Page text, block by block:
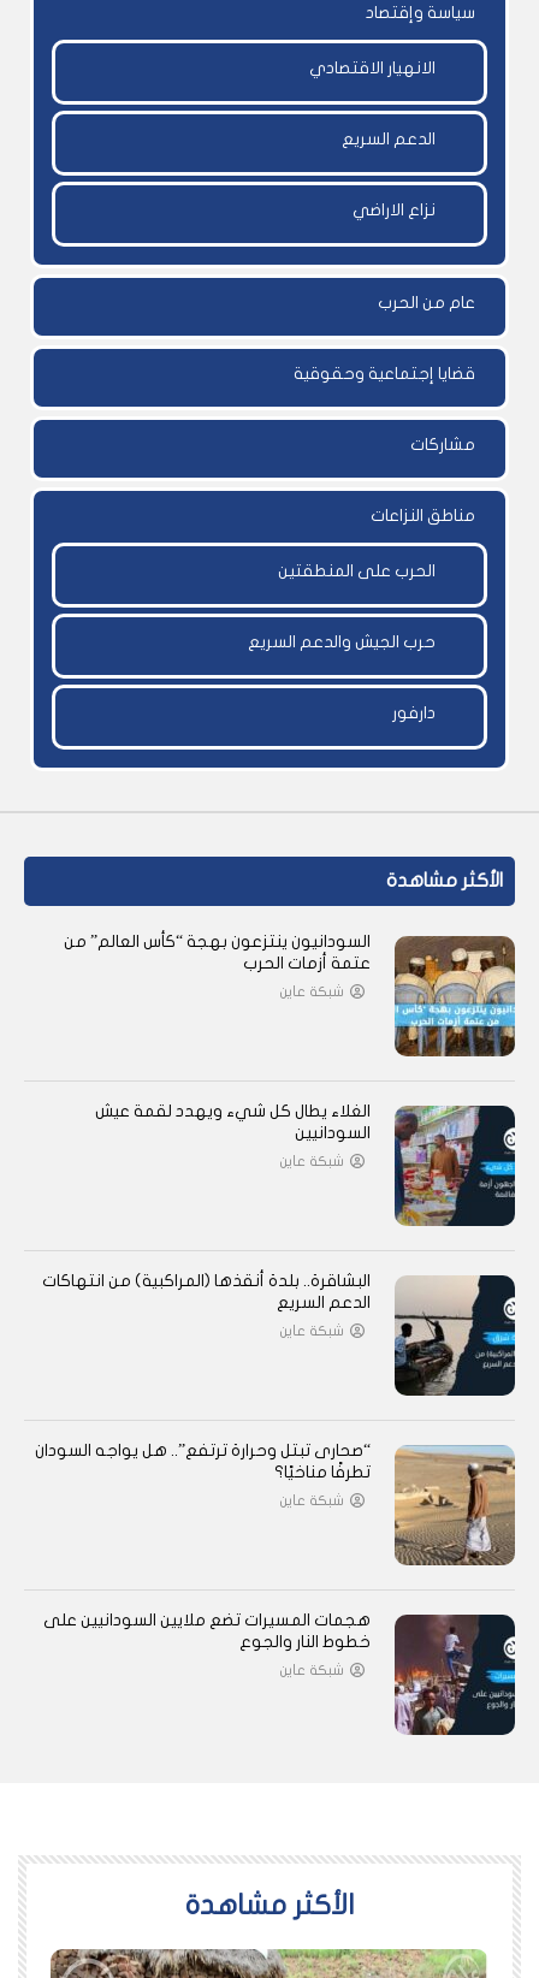
سياسة وإقتصاد
الانهيار الاقتصادي
الدعم السريع
نزاع الاراضي
عام من الحرب
قضايا إجتماعية وحقوقية
مشاركات
مناطق النزاعات
الحرب على المنطقتين
حرب الجيش والدعم السريع
دارفور
الأكثر مشاهدة
السودانيون ينتزعون بهجة “كأس العالم” من
عتمة أزمات الحرب
شبكة عاين
الغلاء يطال كل شيء ويهدد لقمة عيش
السودانيين
شبكة عاين
البشاقرة.. بلدة أنقذها (المراكبية) من انتهاكات
الدعم السريع
شبكة عاين
“صحارى تبتل وحرارة ترتفع”.. هل يواجه السودان
تطرفًا مناخيًا؟
شبكة عاين
هجمات المسيرات تضع ملايين السودانيين على
خطوط النار والجوع
شبكة عاين
اﻷكثر مشاهدة